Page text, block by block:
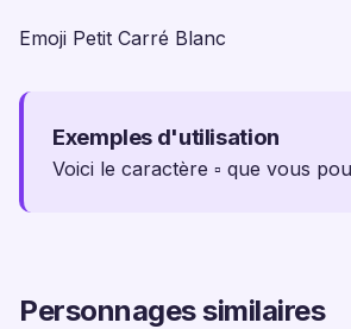
Emoji Petit Carré Blanc
Exemples d'utilisation
Voici le caractère ▫ que vous
Personnages similaires